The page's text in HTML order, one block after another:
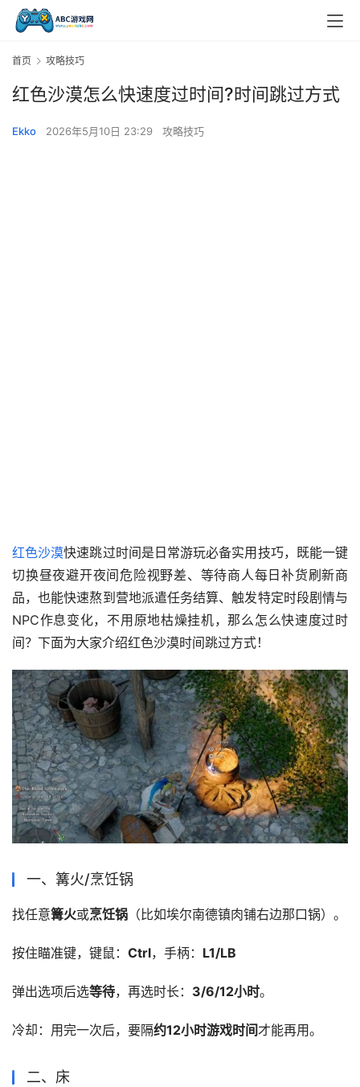
首页 攻略技巧
红色沙漠怎么快速度过时间?时间跳过方式
Ekko 2026年5月10日 23:29 攻略技巧
红色沙漠快速跳过时间是日常游玩必备实用技巧，既能一键
切换昼夜避开夜间危险视野差、等待商人每日补货刷新商
品，也能快速熬到营地派遣任务结算、触发特定时段剧情与
NPC作息变化，不用原地枯燥挂机，那么怎么快速度过时
间？下面为大家介绍红色沙漠时间跳过方式！
一、篝火/烹饪锅
找任意篝火或烹饪锅 （比如埃尔南德镇肉铺右边那口锅）。
按住瞄准键，键鼠： Ctrl，手柄： L1/LB
弹出选项后选等待，再选时长： 3/6/12小时。
冷却：用完一次后，要隔约12小时游戏时间才能再用。
二、床